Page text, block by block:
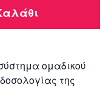
ομαδικού
της